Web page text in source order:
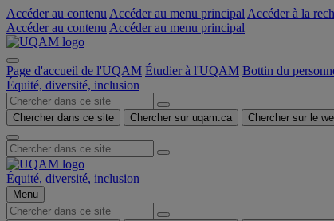
Accéder au contenu Accéder au menu principal Accéder à la
Accéder au contenu Accéder au menu principal
Page d'accueil de l'UQAM Étudier à l'UQAM Bottin du
Équité, diversité, inclusion
Chercher dans ce site Chercher sur uqam.ca Chercher sur le
Équité, diversité, inclusion
Menu